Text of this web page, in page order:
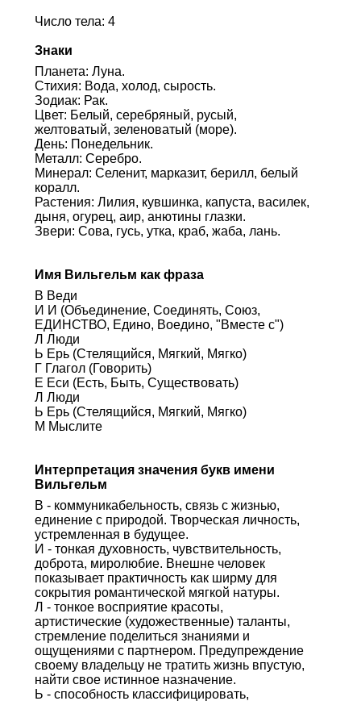
Число тела: 4
Знаки
Планета: Луна.
Стихия: Вода, холод, сырость.
Зодиак: Рак.
Цвет: Белый, серебряный, русый,
желтоватый, зеленоватый (море).
День: Понедельник.
Металл: Серебро.
Минерал: Селенит, марказит, берилл, белый
коралл.
Растения: Лилия, кувшинка, капуста, василек,
дыня, огурец, аир, анютины глазки.
Звери: Сова, гусь, утка, краб, жаба, лань.
Имя Вильгельм как фраза
В Веди
И И (Объединение, Соединять, Союз,
ЕДИНСТВО, Едино, Воедино, "Вместе с")
Л Люди
Ь Ерь (Стелящийся, Мягкий, Мягко)
Г Глагол (Говорить)
Е Еси (Есть, Быть, Существовать)
Л Люди
Ь Ерь (Стелящийся, Мягкий, Мягко)
М Мыслите
Интерпретация значения букв имени
Вильгельм
В - коммуникабельность, связь с жизнью,
единение с природой. Творческая личность,
устремленная в будущее.
И - тонкая духовность, чувствительность,
доброта, миролюбие. Внешне человек
показывает практичность как ширму для
сокрытия романтической мягкой натуры.
Л - тонкое восприятие красоты,
артистические (художественные) таланты,
стремление поделиться знаниями и
ощущениями с партнером. Предупреждение
своему владельцу не тратить жизнь впустую,
найти свое истинное назначение.
Ь - способность классифицировать,